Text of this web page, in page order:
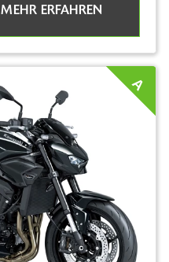
MEHR ERFAHREN
A